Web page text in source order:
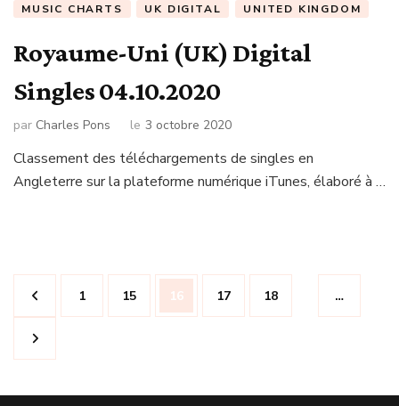
MUSIC CHARTS UK DIGITAL UNITED KINGDOM
Royaume-Uni (UK) Digital
Singles 04.10.2020
par Charles Pons le 3 octobre 2020
Classement des téléchargements de singles en
Angleterre sur la plateforme numérique iTunes, élaboré à …
Navigation
des
articles
Page
1 …
Page
15 Page
16 Page
17 Page
18